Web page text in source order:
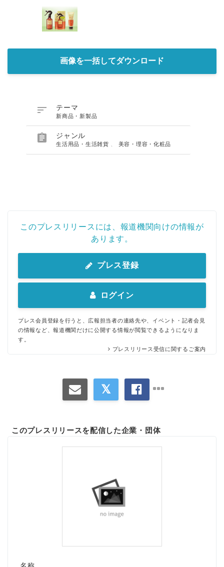
画像を一括してダウンロード
 テーマ
新商品・新製品
 ジャンル
生活用品・生活雑貨 美容・理容・化粧品
このプレスリリースには、報道機関向けの情報が
あります。
プレス登録
ログイン
プレス会員登録を行うと、広報担当者の連絡先や、イベント・記者会見
の情報など、報道機関だけに公開する情報が閲覧できるようになりま
す。
プレスリリース受信に関するご案内
このプレスリリースを配信した企業・団体